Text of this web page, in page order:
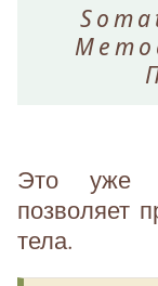
Это уже
позволяет
тела.